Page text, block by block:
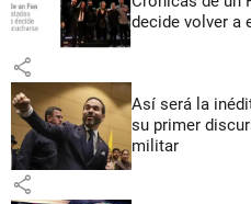
decide volver a
share
Así será la
su primer
militar
share